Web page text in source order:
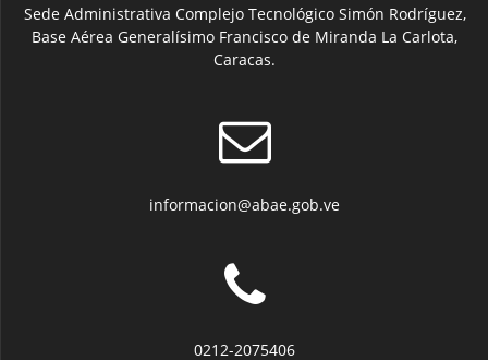
Sede Administrativa Complejo Tecnológico Simón Rodríguez,
Base Aérea Generalísimo Francisco de Miranda La Carlota,
Caracas.
informacion@abae.gob.ve
0212-2075406